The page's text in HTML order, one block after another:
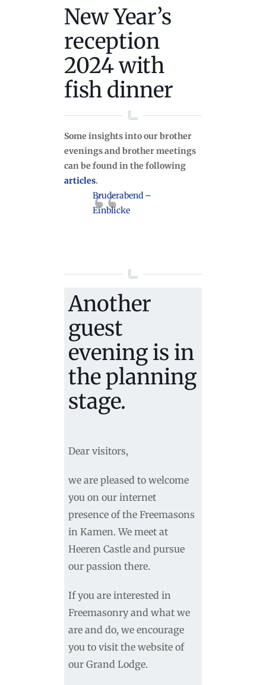
New Year’s
reception
2024 with
fish dinner
Some insights into our brother
evenings and brother meetings
can be found in the following
articles.
Bruderabend –
Einblicke
Another
guest
evening is in
the planning
stage.
Dear visitors,
we are pleased to welcome
you on our internet
presence of the Freemasons
in Kamen. We meet at
Heeren Castle and pursue
our passion there.
If you are interested in
Freemasonry and what we
are and do, we encourage
you to visit the website of
our Grand Lodge.